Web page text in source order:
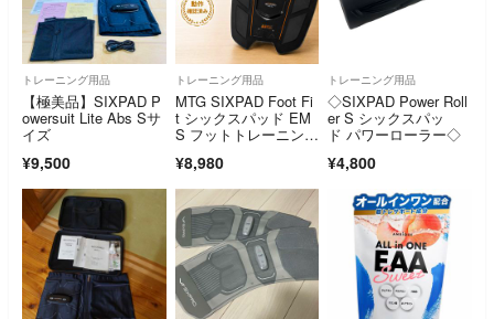
トレーニング用品
【極美品】SIXPAD P
owersuit Lite Abs Sサ
イズ
¥9,500
トレーニング用品
MTG SIXPAD Foot Fi
t シックスパッド EM
S フットトレーニン
P-FF2310F
¥8,980
トレーニング用品
◇SIXPAD Power Roll
er S シックスパッ
ド パワーローラー◇
¥4,800